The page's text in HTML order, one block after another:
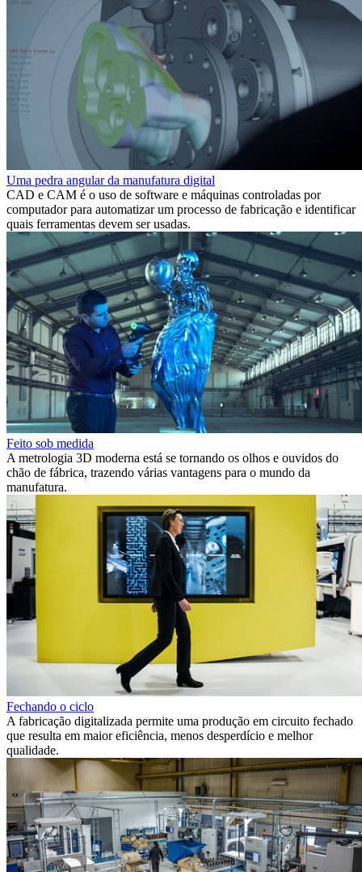
Uma pedra angular da manufatura digital
CAD e CAM é o uso de software e máquinas controladas por
computador para automatizar um processo de fabricação e identificar
quais ferramentas devem ser usadas.
Feito sob medida
A metrologia 3D moderna está se tornando os olhos e ouvidos do
chão de fábrica, trazendo várias vantagens para o mundo da
manufatura.
Fechando o ciclo
A fabricação digitalizada permite uma produção em circuito fechado
que resulta em maior eficiência, menos desperdício e melhor
qualidade.